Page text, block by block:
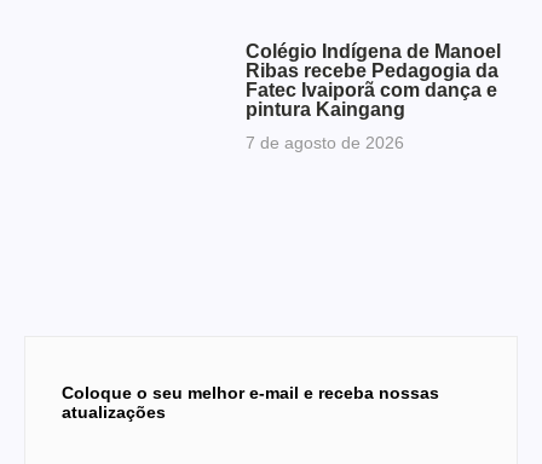
Colégio Indígena de Manoel
Ribas recebe Pedagogia da
Fatec Ivaiporã com dança e
pintura Kaingang
7 de agosto de 2026
Coloque o seu melhor e-mail e receba nossas
atualizações